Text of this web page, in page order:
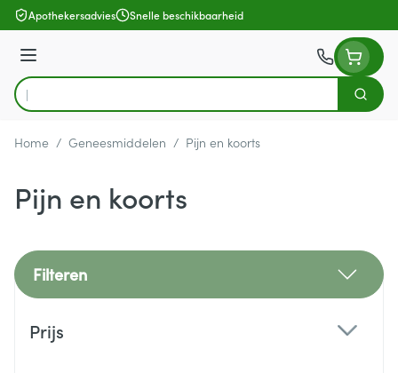
Ga naar de inhoud
Apothekersadvies Snelle beschikbaarheid
Menu
Product, merk, categorie...
Zoek
Home / Geneesmiddelen / Pijn en koorts
Pijn en koorts
Filteren
Prijs